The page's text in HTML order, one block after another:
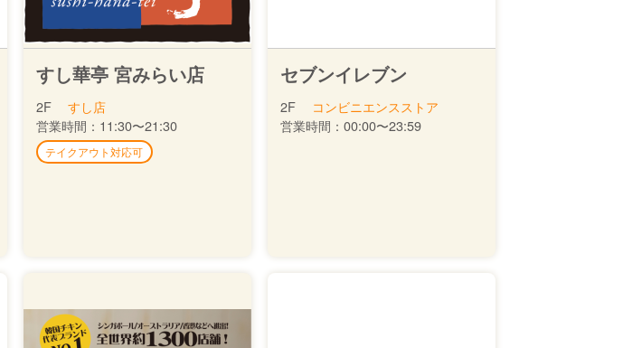
すし華亭 宮みらい店
2F
すし店
営業時間： 11:30〜21:30
テイクアウト対応可
セブンイレブン
2F
コンビニエンスストア
営業時間： 00:00〜23:59